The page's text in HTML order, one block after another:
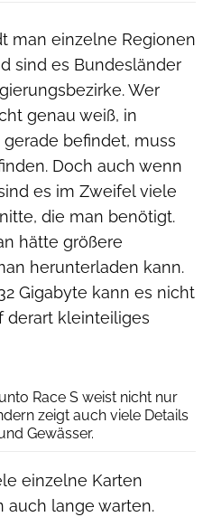
man einzelne Regionen
sind es Bundesländer
Wer
genau weiß, in
befindet, muss
Doch auch wenn
es im Zweifel viele
die man benötigt.
hätte größere
herunterladen kann.
Gigabyte kann es nicht
derart kleinteiliges
Race S weist nicht nur
zeigt auch viele Details
Gewässer.
einzelne Karten
auch lange warten.